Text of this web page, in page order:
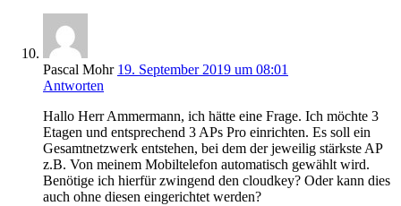
Pascal Mohr 19. September 2019 um 08:01
Antworten
Hallo Herr Ammermann, ich hätte eine Frage. Ich möchte 3
Etagen und entsprechend 3 APs Pro einrichten. Es soll ein
Gesamtnetzwerk entstehen, bei dem der jeweilig stärkste AP
z.B. Von meinem Mobiltelefon automatisch gewählt wird.
Benötige ich hierfür zwingend den cloudkey? Oder kann dies
auch ohne diesen eingerichtet werden?